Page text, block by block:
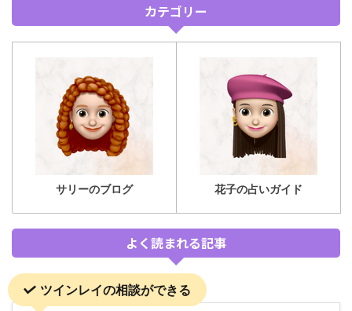
カテゴリー
サリーのブログ 花子の占いガイド
よく読まれる記事
ツインレイの相談ができる